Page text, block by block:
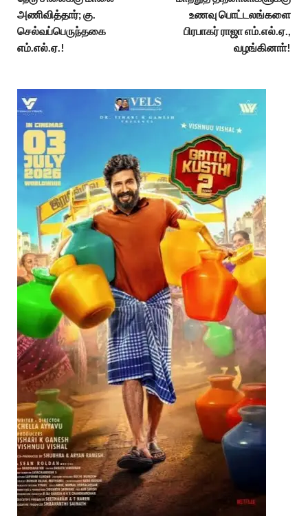
அணிவித்தார்; கு.
செல்வப்பெருந்தகை
எம்.எல்.ஏ.!
உணவு பொட்டலங்களை
பிரபாகர் ராஜா எம்.எல்.ஏ.,
வழங்கினாா்!